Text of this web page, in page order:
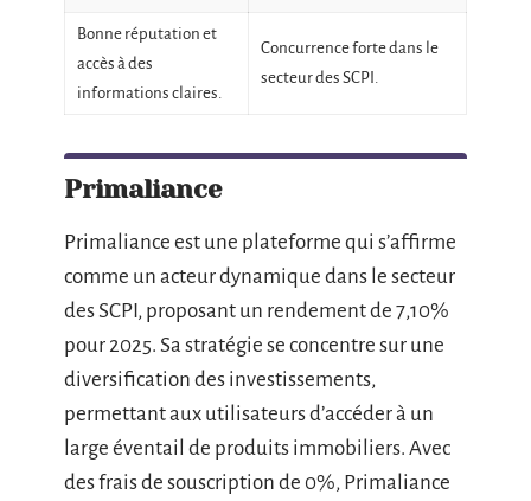
Bonne réputation et
accès à des
informations claires.
Concurrence forte dans le
secteur des SCPI.
Primaliance
Primaliance est une plateforme qui s’affirme
comme un acteur dynamique dans le secteur
des SCPI, proposant un rendement de 7,10%
pour 2025. Sa stratégie se concentre sur une
diversification des investissements,
permettant aux utilisateurs d’accéder à un
large éventail de produits immobiliers. Avec
des frais de souscription de 0%, Primaliance